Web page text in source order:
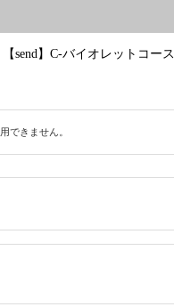
send】C-バイオレットコース
できません。